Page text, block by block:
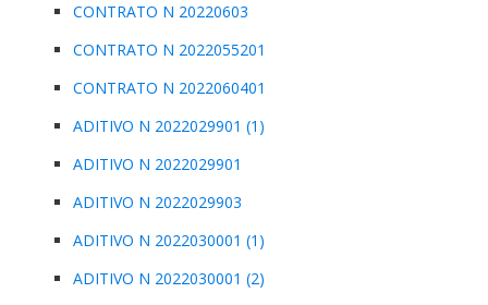
CONTRATO N 20220603
CONTRATO N 2022055201
CONTRATO N 2022060401
ADITIVO N 2022029901 (1)
ADITIVO N 2022029901
ADITIVO N 2022029903
ADITIVO N 2022030001 (1)
ADITIVO N 2022030001 (2)